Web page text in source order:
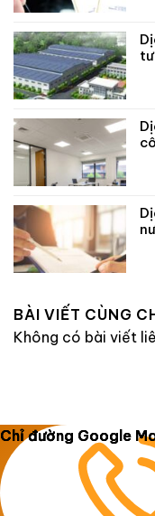
BÀI VIẾT CÙNG
Không có bài viết